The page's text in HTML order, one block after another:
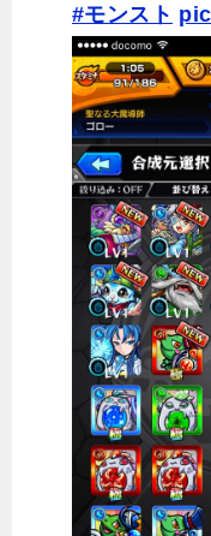
#モンスト